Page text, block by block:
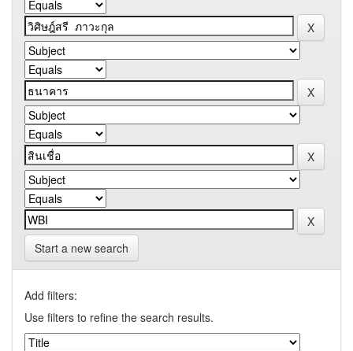
Start a new search
Add filters:
Use filters to refine the search results.